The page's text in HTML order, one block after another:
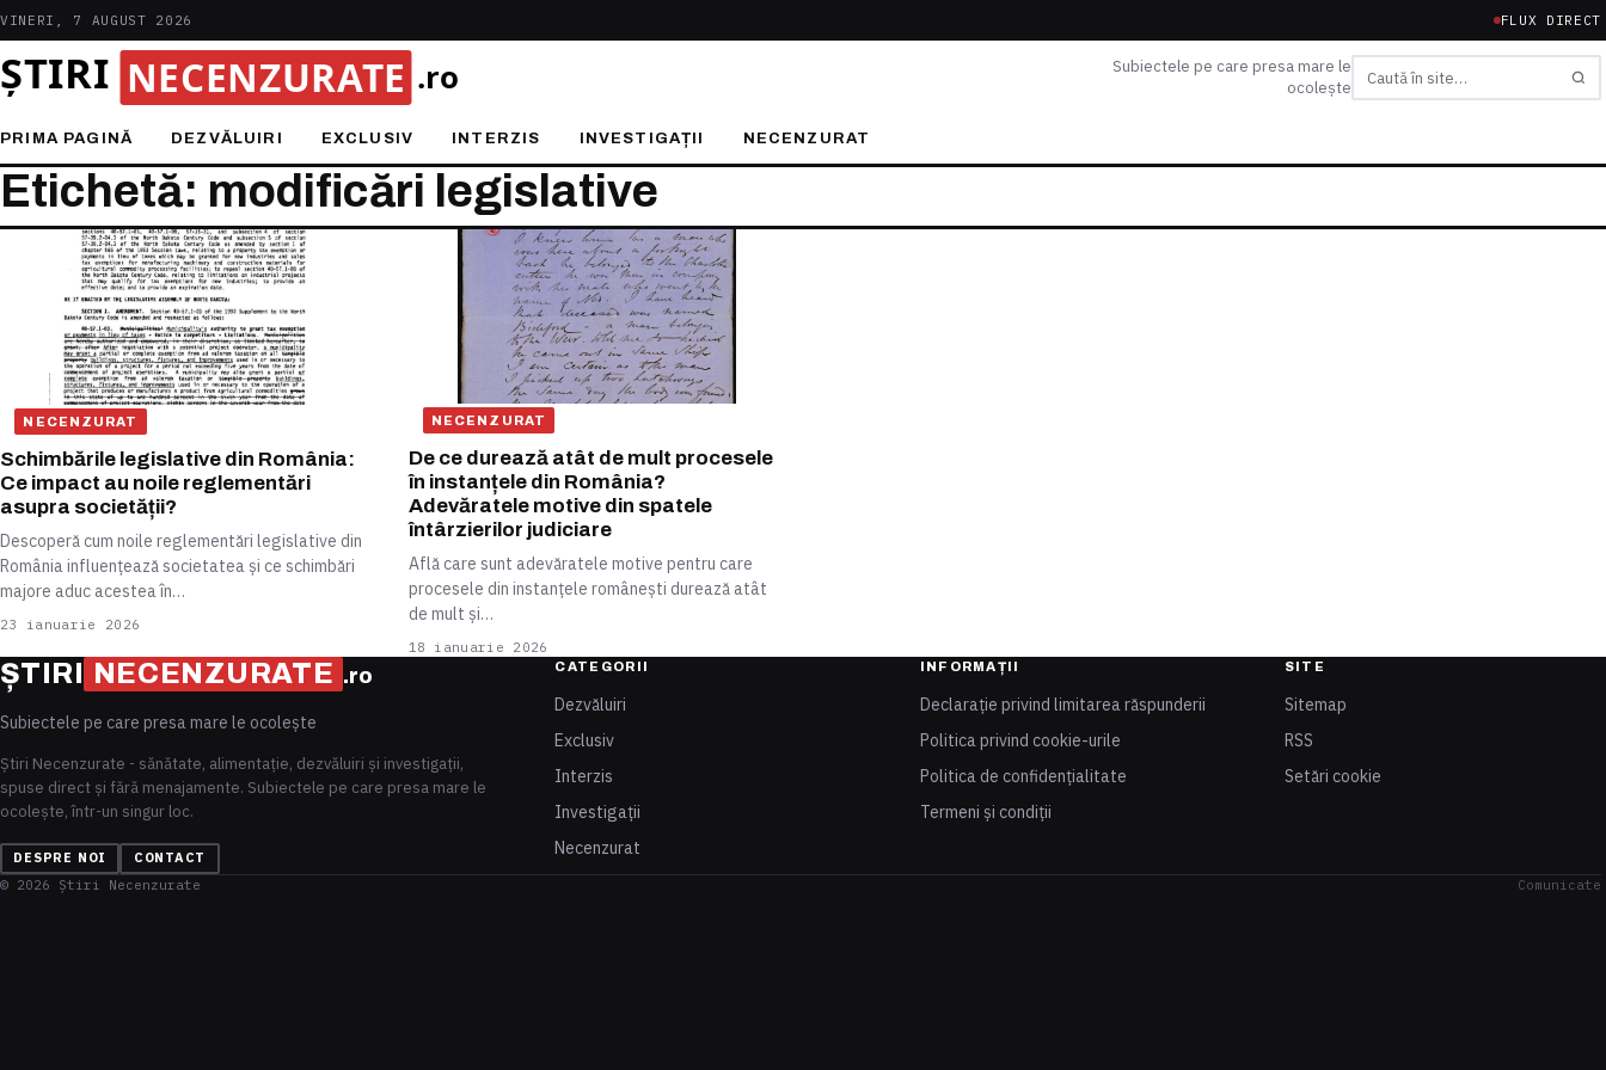
VINERI, 7 AUGUST 2026 FLUX DIRECT
Subiectele pe care presa mare le
ocolește
Caută
PRIMA PAGINĂ DEZVĂLUIRI EXCLUSIV INTERZIS INVESTIGAȚII NECENZURAT
Etichetă: modificări legislative
NECENZURAT
Schimbările legislative din România:
Ce impact au noile reglementări
asupra societății?
Descoperă cum noile reglementări legislative din
România influențează societatea și ce schimbări
majore aduc acestea în…
23 ianuarie 2026
NECENZURAT
De ce durează atât de mult procesele
în instanțele din România?
Adevăratele motive din spatele
întârzierilor judiciare
Află care sunt adevăratele motive pentru care
procesele din instanțele românești durează atât
de mult și…
18 ianuarie 2026
ȘTIRI NECENZURATE .ro
Subiectele pe care presa mare le ocolește
Știri Necenzurate - sănătate, alimentație, dezvăluiri și investigații,
spuse direct și fără menajamente. Subiectele pe care presa mare le
ocolește, într-un singur loc.
DESPRE NOI CONTACT
CATEGORII
Dezvăluiri
Exclusiv
Interzis
Investigații
Necenzurat
INFORMAȚII
Declarație privind limitarea răspunderii
Politica privind cookie-urile
Politica de confidențialitate
Termeni și condiții
SITE
Sitemap
RSS
Setări cookie
© 2026 Știri Necenzurate Comunicate